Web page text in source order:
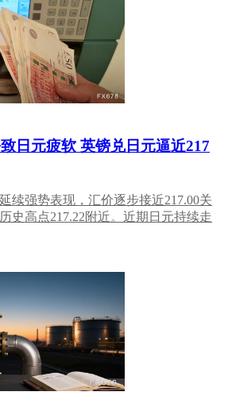
日元疲软 英镑兑日元逼近217
续强势表现，汇价逐步接近217.00关
史高点217.22附近。近期日元持续走